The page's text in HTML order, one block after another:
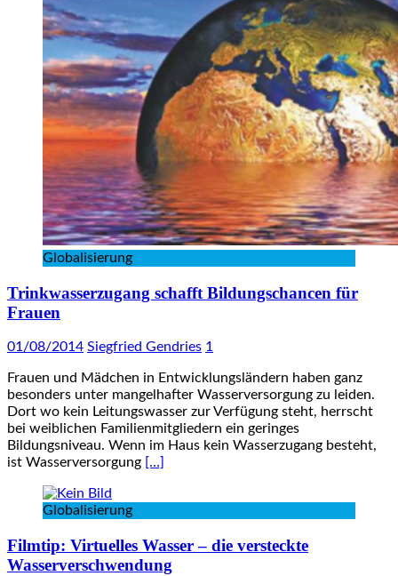
Globalisierung
Trinkwasserzugang schafft Bildungschancen für
Frauen
01/08/2014 Siegfried Gendries 1
Frauen und Mädchen in Entwicklungsländern haben ganz
besonders unter mangelhafter Wasserversorgung zu leiden.
Dort wo kein Leitungswasser zur Verfügung steht, herrscht
bei weiblichen Familienmitgliedern ein geringes
Bildungsniveau. Wenn im Haus kein Wasserzugang besteht,
ist Wasserversorgung […]
Globalisierung
Filmtip: Virtuelles Wasser – die versteckte
Wasserverschwendung